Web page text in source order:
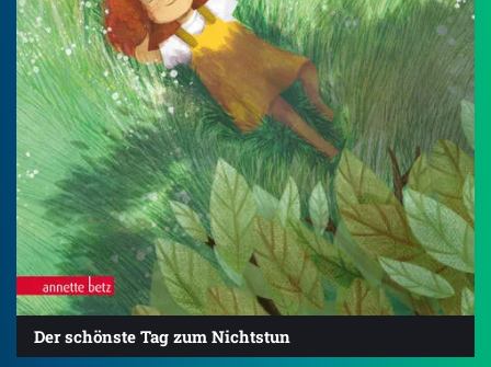
Der schönste Tag zum Nichtstun